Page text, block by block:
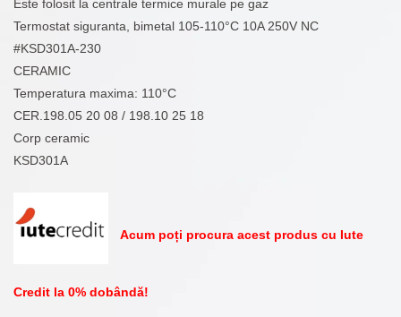
Este folosit la centrale termice murale pe gaz
Termostat siguranta, bimetal 105-110°C 10A 250V NC
#KSD301A-230
CERAMIC
Temperatura maxima: 110°C
CER.198.05 20 08 / 198.10 25 18
Corp ceramic
KSD301A
Acum poți procura acest produs cu Iute
Credit la 0% dobândă!